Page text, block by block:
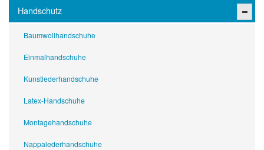
Handschutz
Baumwollhandschuhe
Einmalhandschuhe
Kunstlederhandschuhe
Latex-Handschuhe
Montagehandschuhe
Nappalederhandschuhe